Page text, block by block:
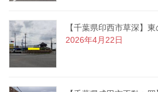
【千葉県印西市草深】
2026年4月22日